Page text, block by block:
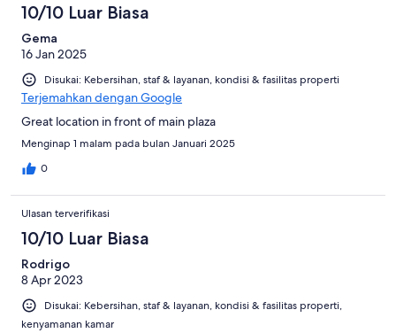
ulasan
10/10 Luar Biasa
Gema
16 Jan 2025
Disukai: Kebersihan, staf & layanan, kondisi & fasilitas properti
Terjemahkan dengan Google
Great location in front of main plaza
Menginap 1 malam pada bulan Januari 2025
0
Ulasan terverifikasi
10/10 Luar Biasa
Rodrigo
8 Apr 2023
Disukai: Kebersihan, staf & layanan, kondisi & fasilitas properti,
kenyamanan kamar